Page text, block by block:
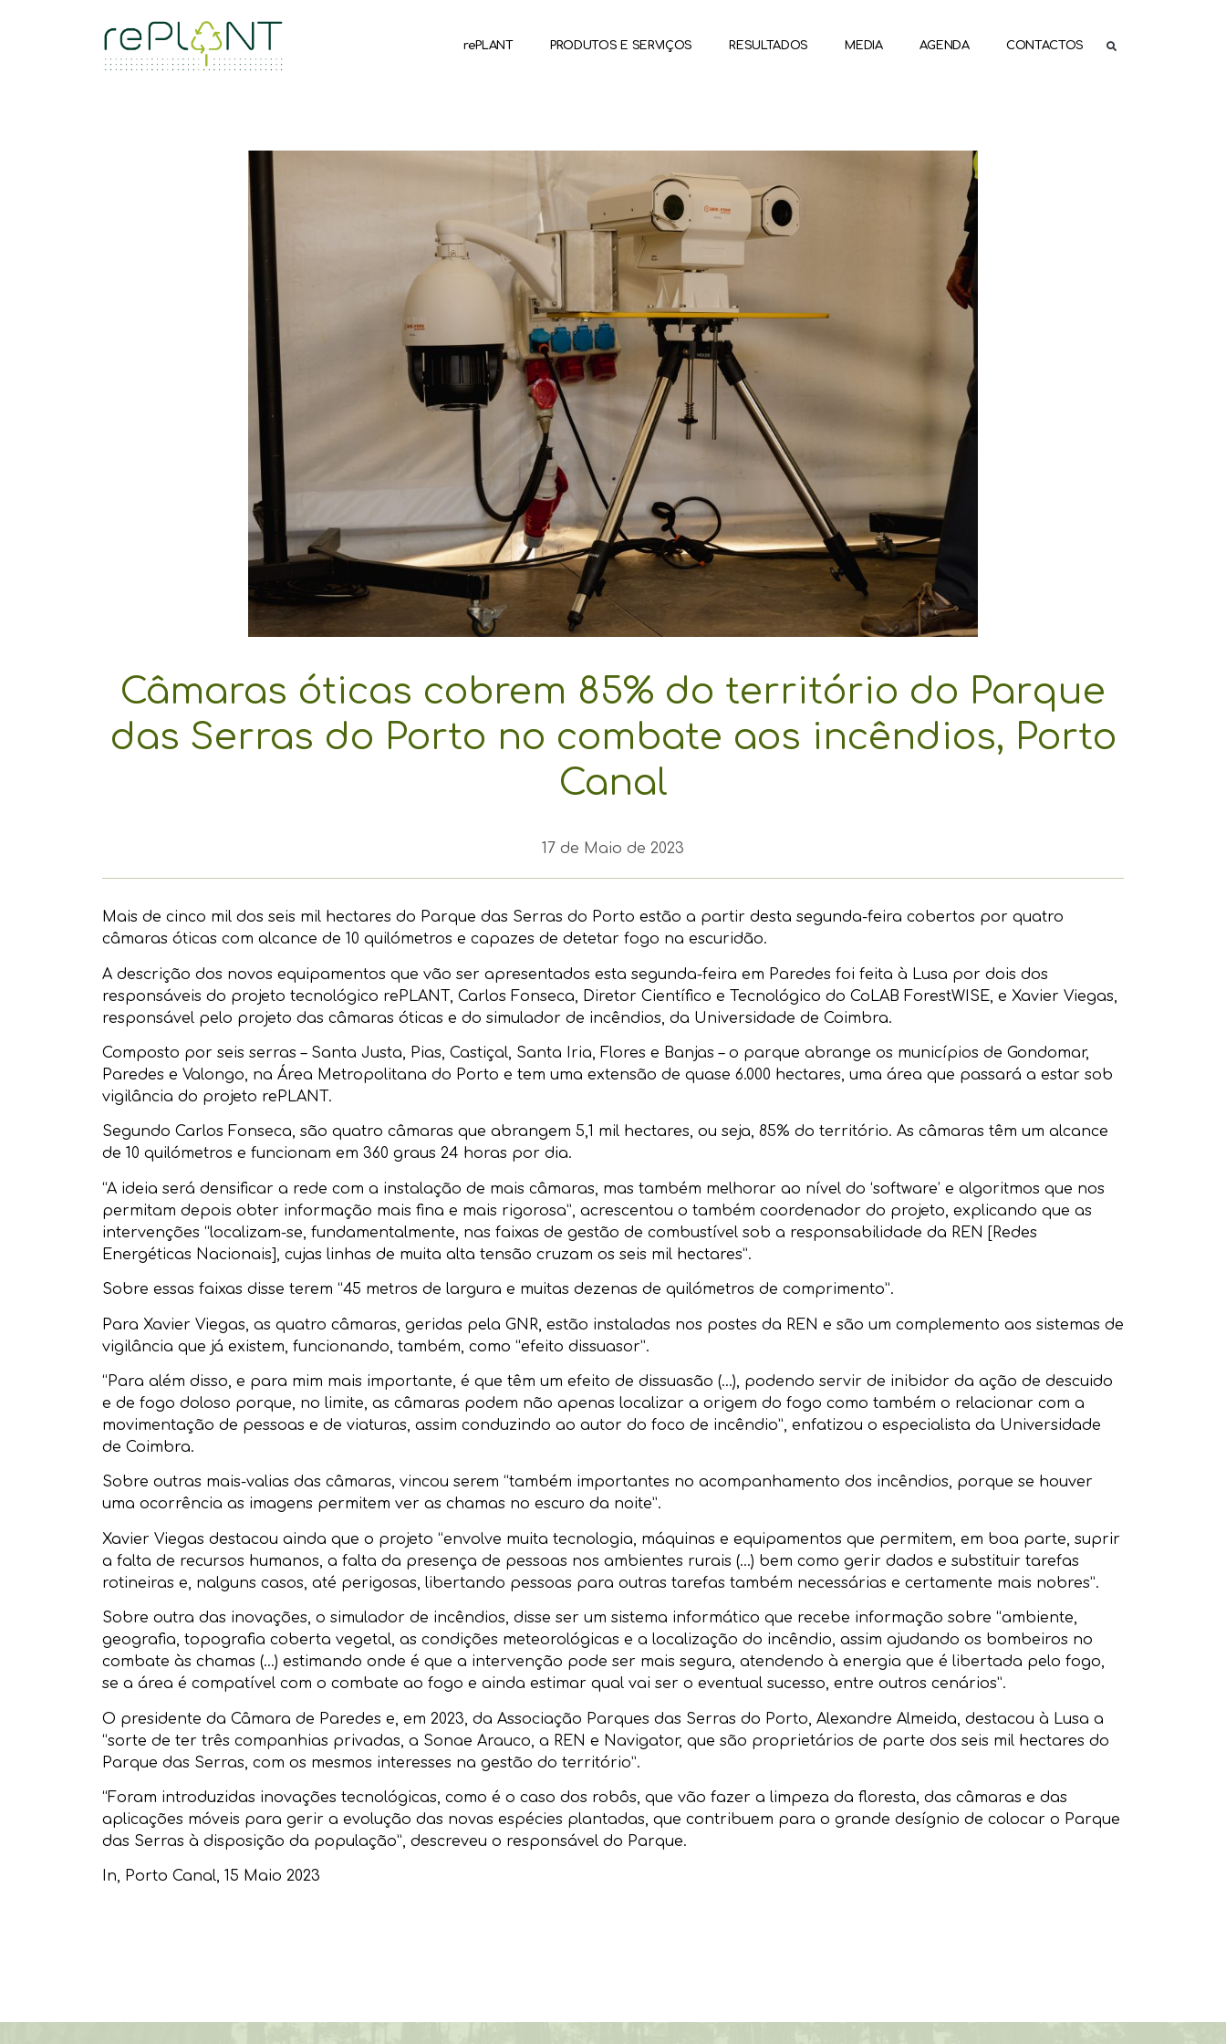
rePLANT PRODUTOS E SERVIÇOS RESULTADOS MEDIA AGENDA CONTACTOS
Câmaras óticas cobrem 85% do território do Parque
das Serras do Porto no combate aos incêndios, Porto
Canal
17 de Maio de 2023
Mais de cinco mil dos seis mil hectares do Parque das Serras do Porto estão a partir desta segunda-feira cobertos por quatro
câmaras óticas com alcance de 10 quilómetros e capazes de detetar fogo na escuridão.
A descrição dos novos equipamentos que vão ser apresentados esta segunda-feira em Paredes foi feita à Lusa por dois dos
responsáveis do projeto tecnológico rePLANT, Carlos Fonseca, Diretor Científico e Tecnológico do CoLAB ForestWISE, e Xavier Viegas,
responsável pelo projeto das câmaras óticas e do simulador de incêndios, da Universidade de Coimbra.
Composto por seis serras – Santa Justa, Pias, Castiçal, Santa Iria, Flores e Banjas – o parque abrange os municípios de Gondomar,
Paredes e Valongo, na Área Metropolitana do Porto e tem uma extensão de quase 6.000 hectares, uma área que passará a estar sob
vigilância do projeto rePLANT.
Segundo Carlos Fonseca, são quatro câmaras que abrangem 5,1 mil hectares, ou seja, 85% do território. As câmaras têm um alcance
de 10 quilómetros e funcionam em 360 graus 24 horas por dia.
“A ideia será densificar a rede com a instalação de mais câmaras, mas também melhorar ao nível do ‘software’ e algoritmos que nos
permitam depois obter informação mais fina e mais rigorosa”, acrescentou o também coordenador do projeto, explicando que as
intervenções “localizam-se, fundamentalmente, nas faixas de gestão de combustível sob a responsabilidade da REN [Redes
Energéticas Nacionais], cujas linhas de muita alta tensão cruzam os seis mil hectares”.
Sobre essas faixas disse terem “45 metros de largura e muitas dezenas de quilómetros de comprimento”.
Para Xavier Viegas, as quatro câmaras, geridas pela GNR, estão instaladas nos postes da REN e são um complemento aos sistemas de
vigilância que já existem, funcionando, também, como “efeito dissuasor”.
“Para além disso, e para mim mais importante, é que têm um efeito de dissuasão (…), podendo servir de inibidor da ação de descuido
e de fogo doloso porque, no limite, as câmaras podem não apenas localizar a origem do fogo como também o relacionar com a
movimentação de pessoas e de viaturas, assim conduzindo ao autor do foco de incêndio”, enfatizou o especialista da Universidade
de Coimbra.
Sobre outras mais-valias das câmaras, vincou serem “também importantes no acompanhamento dos incêndios, porque se houver
uma ocorrência as imagens permitem ver as chamas no escuro da noite”.
Xavier Viegas destacou ainda que o projeto “envolve muita tecnologia, máquinas e equipamentos que permitem, em boa parte, suprir
a falta de recursos humanos, a falta da presença de pessoas nos ambientes rurais (…) bem como gerir dados e substituir tarefas
rotineiras e, nalguns casos, até perigosas, libertando pessoas para outras tarefas também necessárias e certamente mais nobres”.
Sobre outra das inovações, o simulador de incêndios, disse ser um sistema informático que recebe informação sobre “ambiente,
geografia, topografia coberta vegetal, as condições meteorológicas e a localização do incêndio, assim ajudando os bombeiros no
combate às chamas (…) estimando onde é que a intervenção pode ser mais segura, atendendo à energia que é libertada pelo fogo,
se a área é compatível com o combate ao fogo e ainda estimar qual vai ser o eventual sucesso, entre outros cenários”.
O presidente da Câmara de Paredes e, em 2023, da Associação Parques das Serras do Porto, Alexandre Almeida, destacou à Lusa a
“sorte de ter três companhias privadas, a Sonae Arauco, a REN e Navigator, que são proprietários de parte dos seis mil hectares do
Parque das Serras, com os mesmos interesses na gestão do território”.
“Foram introduzidas inovações tecnológicas, como é o caso dos robôs, que vão fazer a limpeza da floresta, das câmaras e das
aplicações móveis para gerir a evolução das novas espécies plantadas, que contribuem para o grande desígnio de colocar o Parque
das Serras à disposição da população”, descreveu o responsável do Parque.
In, Porto Canal, 15 Maio 2023